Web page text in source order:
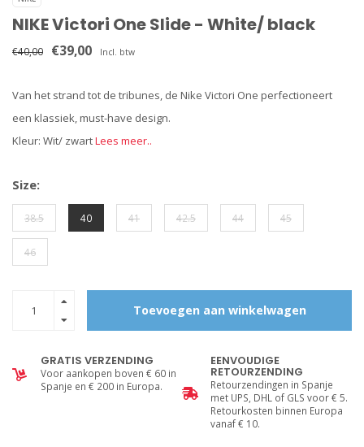
NIKE Victori One Slide - White/ black
€40,00 €39,00 Incl. btw
Van het strand tot de tribunes, de Nike Victori One perfectioneert
een klassiek, must-have design.
Kleur: Wit/ zwartLees meer..
Size:
38.5 40 41 42.5 44 45
46
Toevoegen aan winkelwagen
GRATIS VERZENDING
Voor aankopen boven € 60 in
Spanje en € 200 in Europa.
EENVOUDIGE
RETOURZENDING
Retourzendingen in Spanje
met UPS, DHL of GLS voor € 5.
Retourkosten binnen Europa
vanaf € 10.